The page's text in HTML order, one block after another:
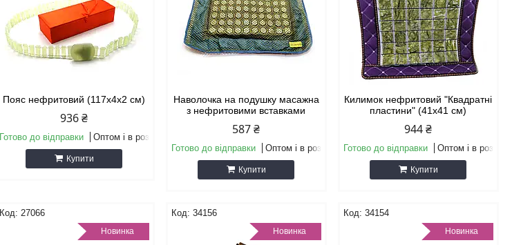
Пояс нефритовий (117х4х2 см)
936 ₴
Готово до відправки Оптом і в роздріб
Купити
Наволочка на подушку масажна
з нефритовими вставками
587 ₴
Готово до відправки Оптом і в роздріб
Купити
Килимок нефритовий "Квадратні
пластини" (41х41 см)
944 ₴
Готово до відправки Оптом і в роздріб
Купити
27066
Новинка
34156
Новинка
34154
Новинка